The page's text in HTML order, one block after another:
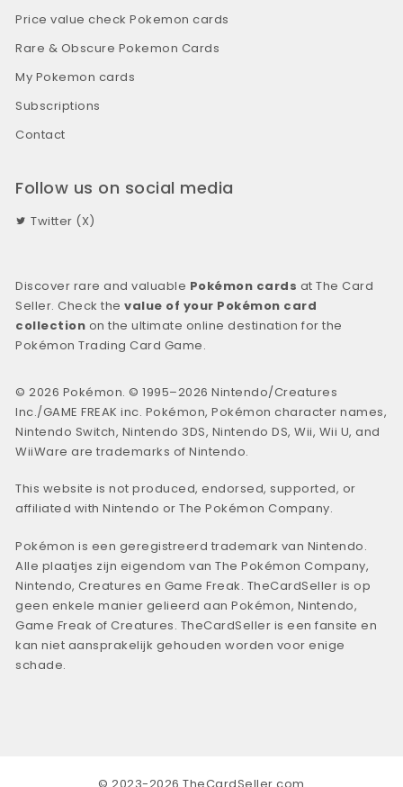
Price value check Pokemon cards
Rare & Obscure Pokemon Cards
My Pokemon cards
Subscriptions
Contact
Follow us on social media
Twitter (X)
Discover rare and valuable Pokémon cards at The Card
Seller. Check thevalue of your Pokémon card
collection on the ultimate online destination for the
Pokémon Trading Card Game.
© 2026 Pokémon. © 1995–2026 Nintendo/Creatures
Inc./GAME FREAK inc. Pokémon, Pokémon character names,
Nintendo Switch, Nintendo 3DS, Nintendo DS, Wii, Wii U, and
WiiWare are trademarks of Nintendo.
This website is not produced, endorsed, supported, or
affiliated with Nintendo or The Pokémon Company.
Pokémon is een geregistreerd trademark van Nintendo.
Alle plaatjes zijn eigendom van The Pokémon Company,
Nintendo, Creatures en Game Freak. TheCardSeller is op
geen enkele manier gelieerd aan Pokémon, Nintendo,
Game Freak of Creatures. TheCardSeller is een fansite en
kan niet aansprakelijk gehouden worden voor enige
schade.
© 2023-2026 TheCardSeller.com